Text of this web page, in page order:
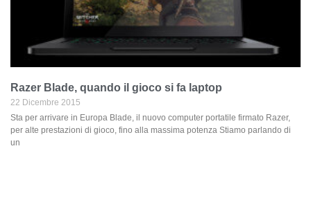
Razer Blade, quando il gioco si fa laptop
22 Dicembre 2015
Sta per arrivare in Europa Blade, il nuovo computer portatile firmato Razer,
per alte prestazioni di gioco, fino alla massima potenza Stiamo parlando di
un